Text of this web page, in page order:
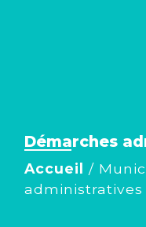
Démarches
Accueil /
administratives